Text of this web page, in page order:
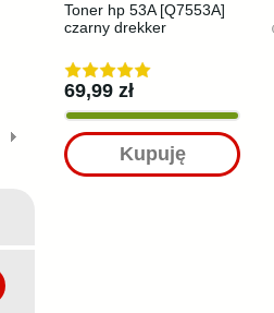
Toner hp 53A [Q7553A]
czarny drekker
69,99 zł
Kupuję